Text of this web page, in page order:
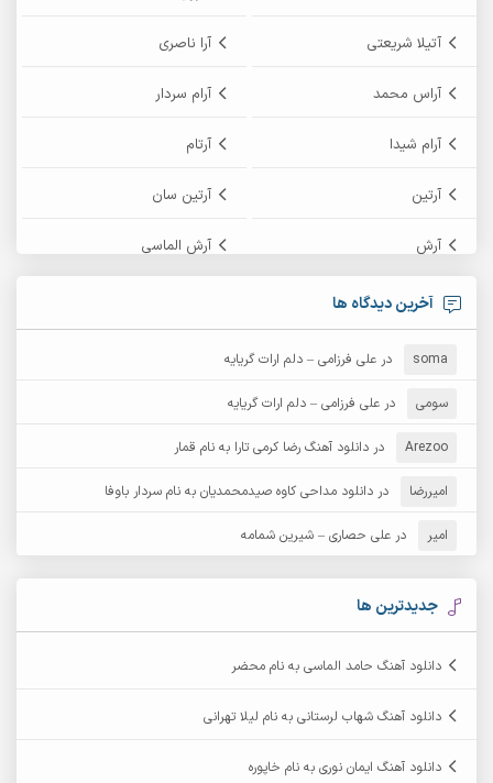
آتیلا شریعتی آرا ناصری
آراس محمد آرام سردار
آرام شیدا آرتام
آرتین آرتین سان
آرش آرش الماسی
آرش امامی
آرش عثمان
آرش مبهم آرش مستشیری
آرش مهرابی آرش نظری
آرشام
آرکاداش
آخرین دیدگاه ها
soma در علی فرزامی – دلم ارات گریایه
سومی در علی فرزامی – دلم ارات گریایه
Arezoo در دانلود آهنگ رضا کرمی تارا به نام قمار
امیررضا در دانلود مداحی کاوه صیدمحمدیان به نام سردار باوفا
امیر در علی حصاری – شیرین شمامه
جدیدترین ها
دانلود آهنگ حامد الماسی به نام محضر
دانلود آهنگ شهاب لرستانی به نام لیلا تهرانی
دانلود آهنگ ایمان نوری به نام خاپوره